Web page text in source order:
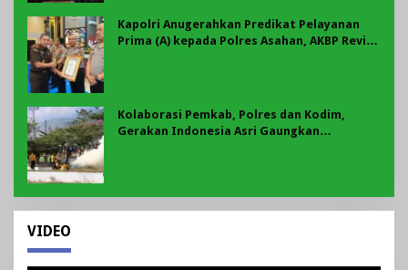
Kapolri Anugerahkan Predikat Pelayanan
Prima (A) kepada Polres Asahan, AKBP Revi
Kolaborasi Pemkab, Polres dan Kodim,
Gerakan Indonesia Asri Gaungkan
VIDEO